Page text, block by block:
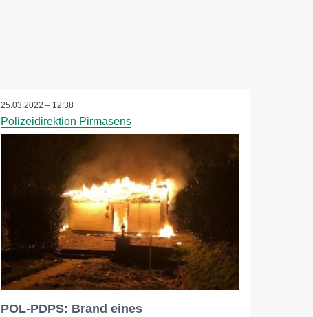
25.03.2022 – 12:38
Polizeidirektion Pirmasens
POL-PDPS: Brand eines